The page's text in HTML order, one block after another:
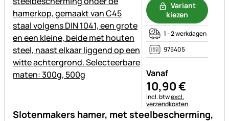
Slotenmakers hamer, met steelbescherming,
Variant
kiezen
1 - 2 werkdagen
975405
Vanaf
10,90€
Belastinginformatie:
Incl. btwexcl.
verzendkosten